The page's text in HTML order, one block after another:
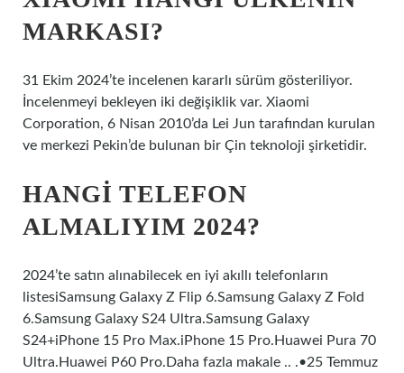
MARKASI?
31 Ekim 2024’te incelenen kararlı sürüm gösteriliyor.
İncelenmeyi bekleyen iki değişiklik var. Xiaomi
Corporation, 6 Nisan 2010’da Lei Jun tarafından kurulan
ve merkezi Pekin’de bulunan bir Çin teknoloji şirketidir.
HANGI TELEFON
ALMALIYIM 2024?
2024’te satın alınabilecek en iyi akıllı telefonların
listesiSamsung Galaxy Z Flip 6.Samsung Galaxy Z Fold
6.Samsung Galaxy S24 Ultra.Samsung Galaxy
S24+iPhone 15 Pro Max.iPhone 15 Pro.Huawei Pura 70
Ultra.Huawei P60 Pro.Daha fazla makale .. .•25 Temmuz